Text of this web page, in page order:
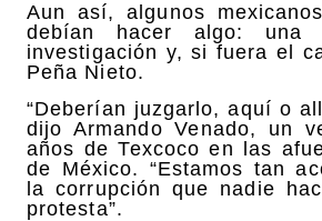
Aun así, algunos
debían hacer algo: una
investigación y, si fuera el
Peña Nieto.
“Deberían juzgarlo, aquí o
dijo Armando Venado, un
años de Texcoco en las
de México. “Estamos tan
la corrupción que nadie
protesta”.